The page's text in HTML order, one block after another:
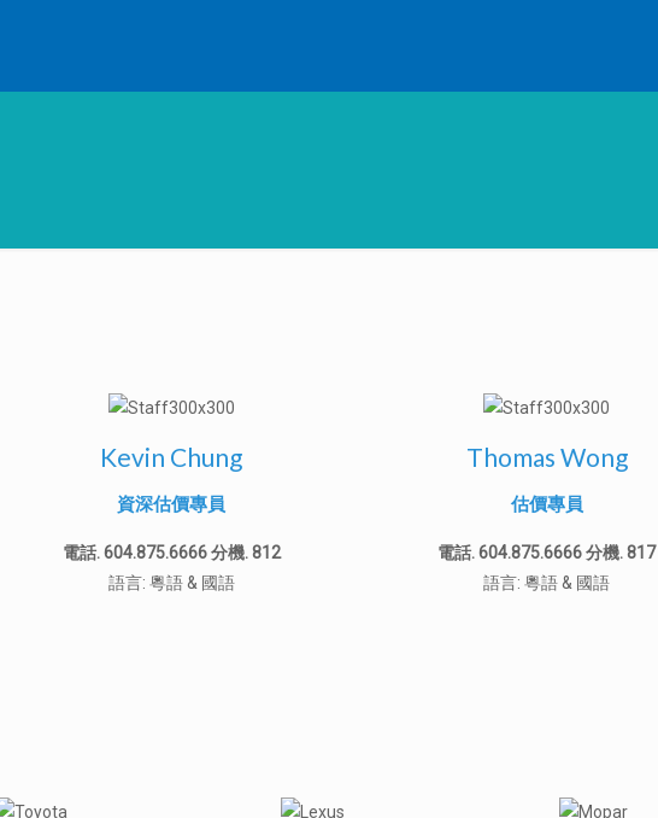
Kevin Chung
資深估價專員
電話. 604.875.6666 分機. 812
語言: 粵語 & 國語
Thomas Wong
估價專員
電話. 604.875.6666 分機. 817
語言: 粵語 & 國語